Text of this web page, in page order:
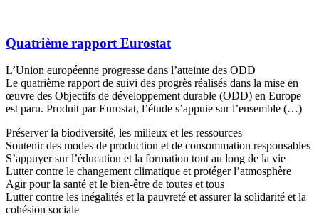
Quatrième rapport Eurostat
L’Union européenne progresse dans l’atteinte des ODD
Le quatrième rapport de suivi des progrès réalisés dans la mise en
œuvre des Objectifs de développement durable (ODD) en Europe
est paru. Produit par Eurostat, l’étude s’appuie sur l’ensemble (…)
Préserver la biodiversité, les milieux et les ressources
Soutenir des modes de production et de consommation responsables
S’appuyer sur l’éducation et la formation tout au long de la vie
Lutter contre le changement climatique et protéger l’atmosphère
Agir pour la santé et le bien-être de toutes et tous
Lutter contre les inégalités et la pauvreté et assurer la solidarité et la
cohésion sociale